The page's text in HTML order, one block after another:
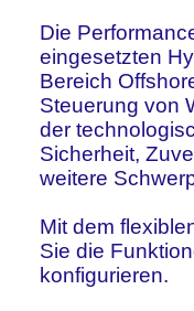
Die
eingesetzten
Bereich
Steuerung von
der
Sicherheit,
weitere
Mit dem
Sie die
konfigurieren.